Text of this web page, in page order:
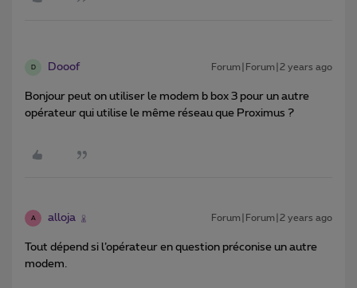
D Dooof Forum|Forum|2 years ago
Bonjour peut on utiliser le modem b box 3 pour un autre
opérateur qui utilise le même réseau que Proximus ?
A alloja Forum|Forum|2 years ago
Tout dépend si l’opérateur en question préconise un autre
modem.